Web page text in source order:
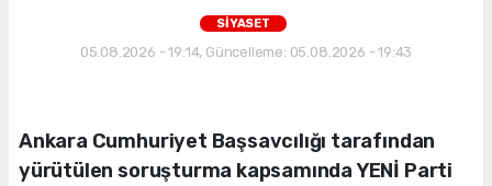
SİYASET
05.08.2026 - 19:14, Güncelleme: 05.08.2026 - 19:43
Ankara Cumhuriyet Başsavcılığı tarafından
yürütülen soruşturma kapsamında YENİ Parti